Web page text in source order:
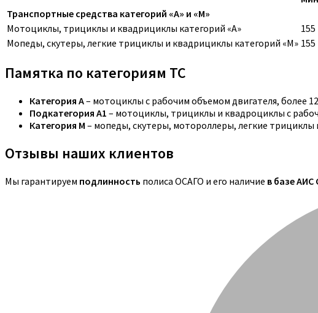
Транспортные средства категорий «A» и «M»
Мотоциклы, трициклы и квадрициклы категорий «A»
155
Мопеды, скутеры, легкие трициклы и квадрициклы категорий «M» 155
Памятка по категориям ТС
Категория A– мотоциклы с рабочим объемом двигателя, более
Подкатегория A1 – мотоциклы, трициклы и квадроциклы с
Категория M – мопеды, скутеры, мотороллеры, легкие
Отзывы наших клиентов
Мы гарантируем подлинность полиса ОСАГО и его наличие в базе